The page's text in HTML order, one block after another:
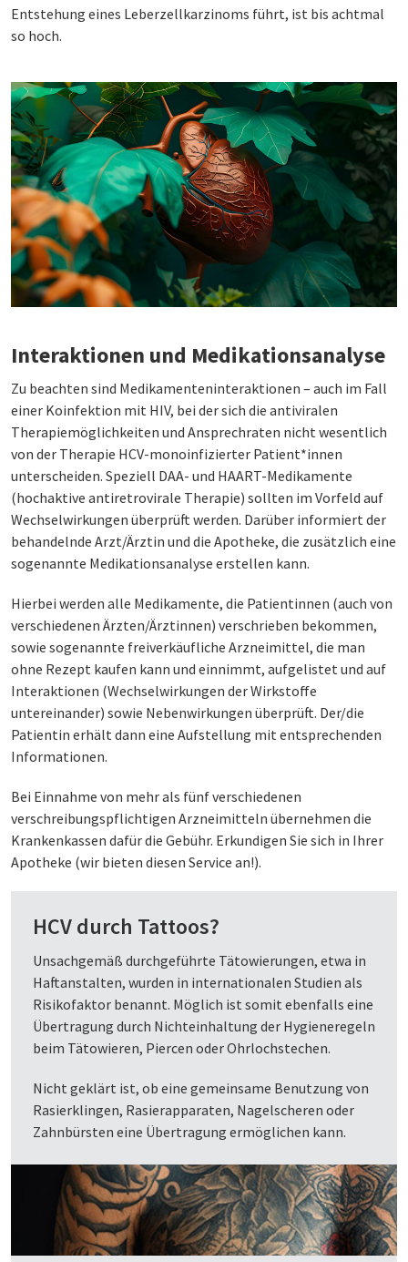
Entstehung eines Leberzellkarzinoms führt, ist bis achtmal
so hoch.
Interaktionen und Medikationsanalyse
Zu beachten sind Medikamenteninteraktionen – auch im Fall
einer Koinfektion mit HIV, bei der sich die antiviralen
Therapiemöglichkeiten und Ansprechraten nicht wesentlich
von der Therapie HCV-monoinfizierter Patient*innen
unterscheiden. Speziell DAA- und HAART-Medikamente
(hochaktive antiretrovirale Therapie) sollten im Vorfeld auf
Wechselwirkungen überprüft werden. Darüber informiert der
behandelnde Arzt/Ärztin und die Apotheke, die zusätzlich eine
sogenannte Medikationsanalyse erstellen kann.
Hierbei werden alle Medikamente, die Patientinnen (auch von
verschiedenen Ärzten/Ärztinnen) verschrieben bekommen,
sowie sogenannte freiverkäufliche Arzneimittel, die man
ohne Rezept kaufen kann und einnimmt, aufgelistet und auf
Interaktionen (Wechselwirkungen der Wirkstoffe
untereinander) sowie Nebenwirkungen überprüft. Der/die
Patientin erhält dann eine Aufstellung mit entsprechenden
Informationen.
Bei Einnahme von mehr als fünf verschiedenen
verschreibungspflichtigen Arzneimitteln übernehmen die
Krankenkassen dafür die Gebühr. Erkundigen Sie sich in Ihrer
Apotheke (wir bieten diesen Service an!).
HCV durch Tattoos?
Unsachgemäß durchgeführte Tätowierungen, etwa in
Haftanstalten, wurden in internationalen Studien als
Risikofaktor benannt. Möglich ist somit ebenfalls eine
Übertragung durch Nichteinhaltung der Hygieneregeln
beim Tätowieren, Piercen oder Ohrlochstechen.
Nicht geklärt ist, ob eine gemeinsame Benutzung von
Rasierklingen, Rasierapparaten, Nagelscheren oder
Zahnbürsten eine Übertragung ermöglichen kann.